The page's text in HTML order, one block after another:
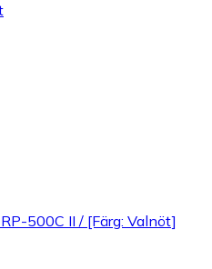
500C II / [Färg: Valnöt]